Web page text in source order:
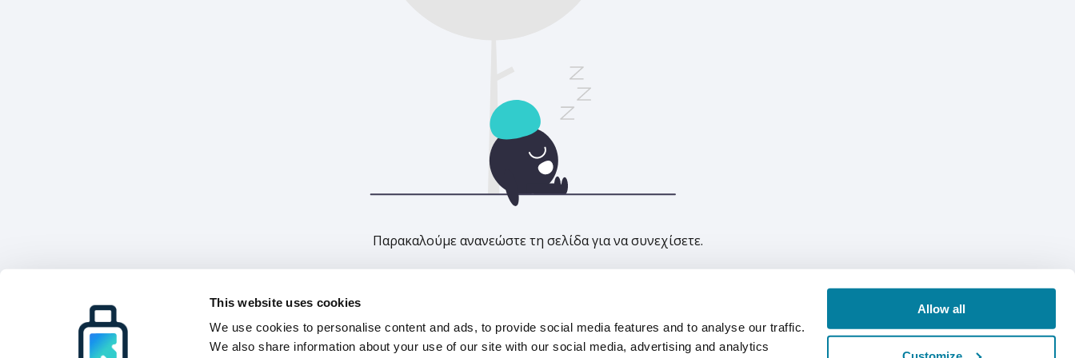
This website uses cookies
We use cookies to personalise content and ads, to provide social media features and to analyse our traffic.
We also share information about your use of our site with our social media, advertising and analytics
Allow all
Παρακαλούμε ανανεώστε τη σελίδα για να συνεχίσετε.